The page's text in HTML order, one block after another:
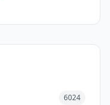
6024